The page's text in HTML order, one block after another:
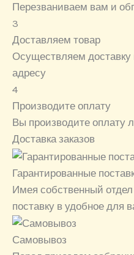
Перезваниваем вам и
3
Доставляем товар
Осуществляем доставку
адресу
4
Производите оплату
Вы производите
Доставка заказов
Гарантированные
Имея собственный
поставку в удобное для
Самовывоз